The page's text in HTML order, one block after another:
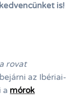
is!
rovat
az Ibériai-
a mórok